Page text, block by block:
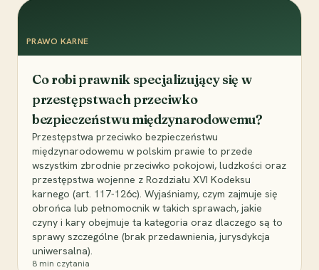
PRAWO KARNE
Co robi prawnik specjalizujący się w
przestępstwach przeciwko
bezpieczeństwu międzynarodowemu?
Przestępstwa przeciwko bezpieczeństwu
międzynarodowemu w polskim prawie to przede
wszystkim zbrodnie przeciwko pokojowi, ludzkości oraz
przestępstwa wojenne z Rozdziału XVI Kodeksu
karnego (art. 117-126c). Wyjaśniamy, czym zajmuje się
obrońca lub pełnomocnik w takich sprawach, jakie
czyny i kary obejmuje ta kategoria oraz dlaczego są to
sprawy szczególne (brak przedawnienia, jurysdykcja
uniwersalna).
8 min czytania